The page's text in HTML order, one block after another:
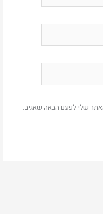
שלי לפעם הבאה שאגיב.